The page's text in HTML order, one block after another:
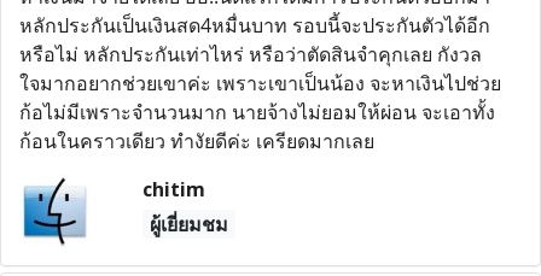
หลักประกันเป็นเงินสด4หมื่นบาท รอบนี้จะประกันตัวได้อีก
หรือไม่ หลักประกันเท่าไหร่ หรือว่าตัดสินจำคุกเลย กังวล
ใจมากอยากช่วยเขาค่ะ เพราะเขาเป็นน้อง จะหาเงินไปช่วย
ก้อไม่มีเพราะจำนวนมาก นายจ้างไม่ยอมให้ผ่อน จะเอาทั้ง
ก้อนในคราวเดียว ทำงัยดีค่ะ เครียดมากเลย
chitim
ผู้เยี่ยมชม